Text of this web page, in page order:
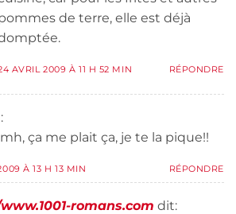
de terre, elle est déjà
AVRIL 2009 À 11 H 52 MIN RÉPONDRE
ça me plait ça, je te la pique!!
À 13 H 13 MIN RÉPONDRE
romans.com dit: